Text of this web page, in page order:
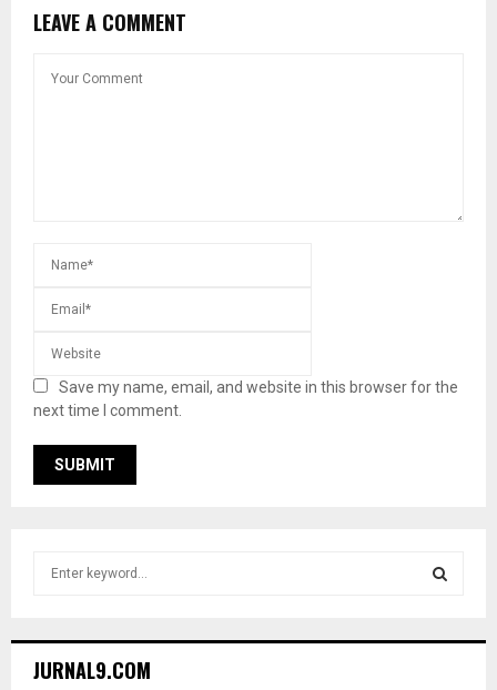
LEAVE A COMMENT
Save my name, email, and website in this browser for the
next time I comment.
h
JURNAL9.COM